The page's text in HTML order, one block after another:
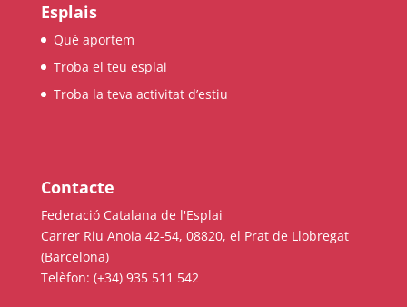
Esplais
Què aportem
Troba el teu esplai
Troba la teva activitat d’estiu
Contacte
Federació Catalana de l'Esplai
Carrer Riu Anoia 42-54, 08820, el Prat de Llobregat
(Barcelona)
Telèfon: (+34) 935 511 542
Fes un donatiu
Treballa amb nosaltres